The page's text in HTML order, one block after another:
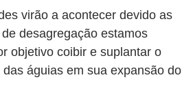
virão a acontecer devido as
desagregação estamos
objetivo coibir e suplantar o
águias em sua expansão do